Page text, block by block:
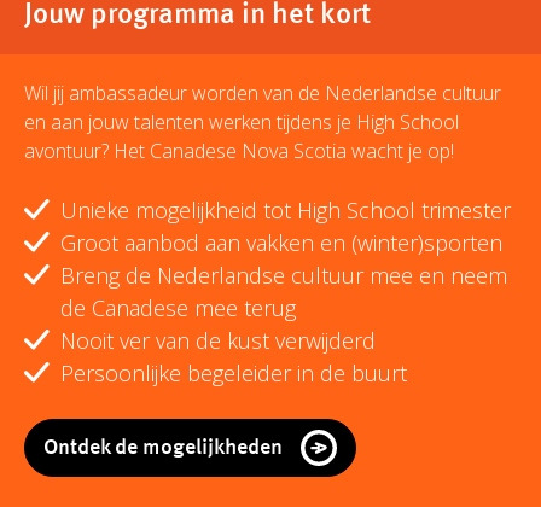
Jouw programma in het kort
Wil jij ambassadeur worden van de Nederlandse cultuur
en aan jouw talenten werken tijdens je High School
avontuur? Het Canadese Nova Scotia wacht je op!
Unieke mogelijkheid tot High School trimester
Groot aanbod aan vakken en (winter)sporten
Breng de Nederlandse cultuur mee en neem
de Canadese mee terug
Nooit ver van de kust verwijderd
Persoonlijke begeleider in de buurt
Ontdek de mogelijkheden